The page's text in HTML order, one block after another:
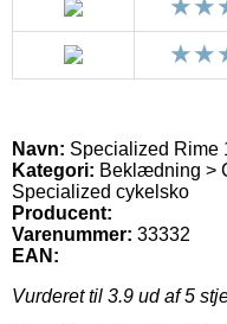
Navn: Specialized Rime
Kategori: Beklædning >
Specialized cykelsko
Producent:
Varenummer: 33332
EAN:
Vurderet til 3.9 ud af 5